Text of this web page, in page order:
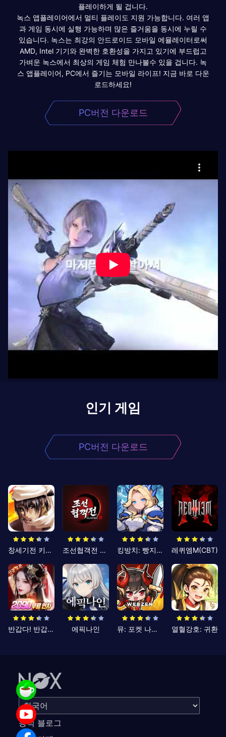
플레이하게 될 겁니다.
녹스 앱플레이어에서 멀티 플레이도 지원 가능합니다. 여러 앱
과 게임 동시에 실행 가능하며 많은 즐거움을 동시에 누릴 수
있습니다. 녹스는 최강의 안드로이드 모바일 에뮬레이터로써
AMD, Intel 기기와 완벽한 호환성을 가지고 있기에 부드럽고
가벼운 녹스에서 최상의 게임 체험 만나볼수 있을 겁니다. 녹
스 앱플레이어, PC에서 즐기는 모바일 라이프! 지금 바로 다운
로드하세요!
PC버전 다운로드
인기 게임
PC버전 다운로드
창세기전 키우기 조선협객전 클래식 킹방치: 빵지의 제왕 레퀴엠M(CBT)
반갑다! 반갑삼국지 에픽나인 뮤: 포켓 나이츠 열혈강호: 귀환
공식 블로그